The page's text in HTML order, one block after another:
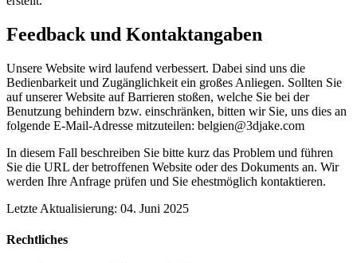
Feedback und Kontaktangaben
Unsere Website wird laufend verbessert. Dabei sind uns die
Bedienbarkeit und Zugänglichkeit ein großes Anliegen. Sollten Sie
auf unserer Website auf Barrieren stoßen, welche Sie bei der
Benutzung behindern bzw. einschränken, bitten wir Sie, uns dies an
folgende E-Mail-Adresse mitzuteilen: belgien@3djake.com
In diesem Fall beschreiben Sie bitte kurz das Problem und führen
Sie die URL der betroffenen Website oder des Dokuments an. Wir
werden Ihre Anfrage prüfen und Sie ehestmöglich kontaktieren.
Letzte Aktualisierung: 04. Juni 2025
Rechtliches